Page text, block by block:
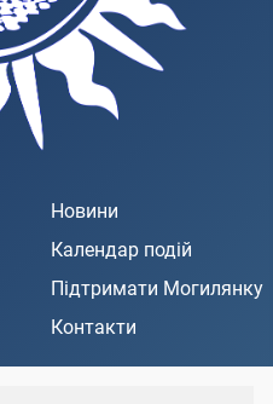
Новини
Календар подій
Підтримати Могилянку
Контакти